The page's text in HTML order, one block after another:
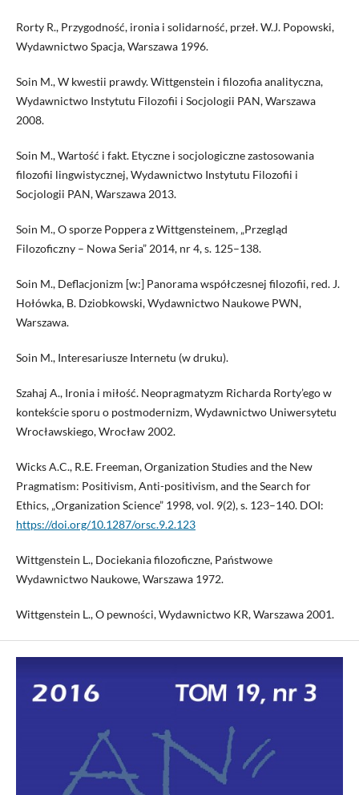
Rorty R., Przygodność, ironia i solidarność, przeł. W.J. Popowski,
Wydawnictwo Spacja, Warszawa 1996.
Soin M., W kwestii prawdy. Wittgenstein i filozofia analityczna,
Wydawnictwo Instytutu Filozofii i Socjologii PAN, Warszawa
2008.
Soin M., Wartość i fakt. Etyczne i socjologiczne zastosowania
filozofii lingwistycznej, Wydawnictwo Instytutu Filozofii i
Socjologii PAN, Warszawa 2013.
Soin M., O sporze Poppera z Wittgensteinem, „Przegląd
Filozoficzny – Nowa Seria” 2014, nr 4, s. 125–138.
Soin M., Deflacjonizm [w:] Panorama współczesnej filozofii, red. J.
Hołówka, B. Dziobkowski, Wydawnictwo Naukowe PWN,
Warszawa.
Soin M., Interesariusze Internetu (w druku).
Szahaj A., Ironia i miłość. Neopragmatyzm Richarda Rorty’ego w
kontekście sporu o postmodernizm, Wydawnictwo Uniwersytetu
Wrocławskiego, Wrocław 2002.
Wicks A.C., R.E. Freeman, Organization Studies and the New
Pragmatism: Positivism, Anti-positivism, and the Search for
Ethics, „Organization Science” 1998, vol. 9(2), s. 123–140. DOI:
https://doi.org/10.1287/orsc.9.2.123
Wittgenstein L., Dociekania filozoficzne, Państwowe
Wydawnictwo Naukowe, Warszawa 1972.
Wittgenstein L., O pewności, Wydawnictwo KR, Warszawa 2001.